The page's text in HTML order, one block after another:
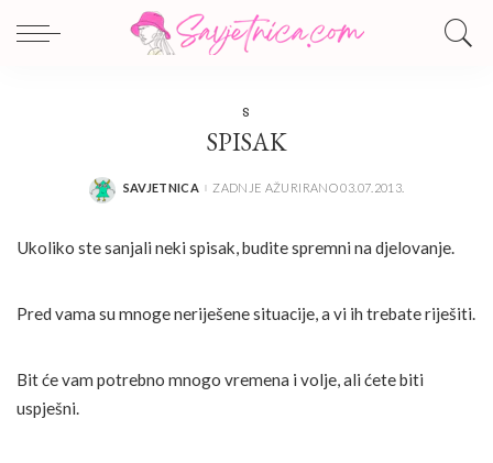
S
SPISAK
POSTED
SAVJETNICA ZADNJE AŽURIRANO 03.07.2013.
Ukoliko ste sanjali neki spisak, budite spremni na djelovanje.
Pred vama su mnoge neriješene situacije, a vi ih trebate riješiti.
Bit će vam potrebno mnogo vremena i volje, ali ćete biti
uspješni.